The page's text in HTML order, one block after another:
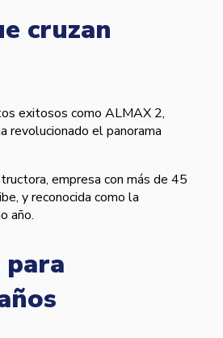
cruzan
exitosos como ALMAX 2,
revolucionado el panorama
empresa con más de 45
y reconocida como la
año.